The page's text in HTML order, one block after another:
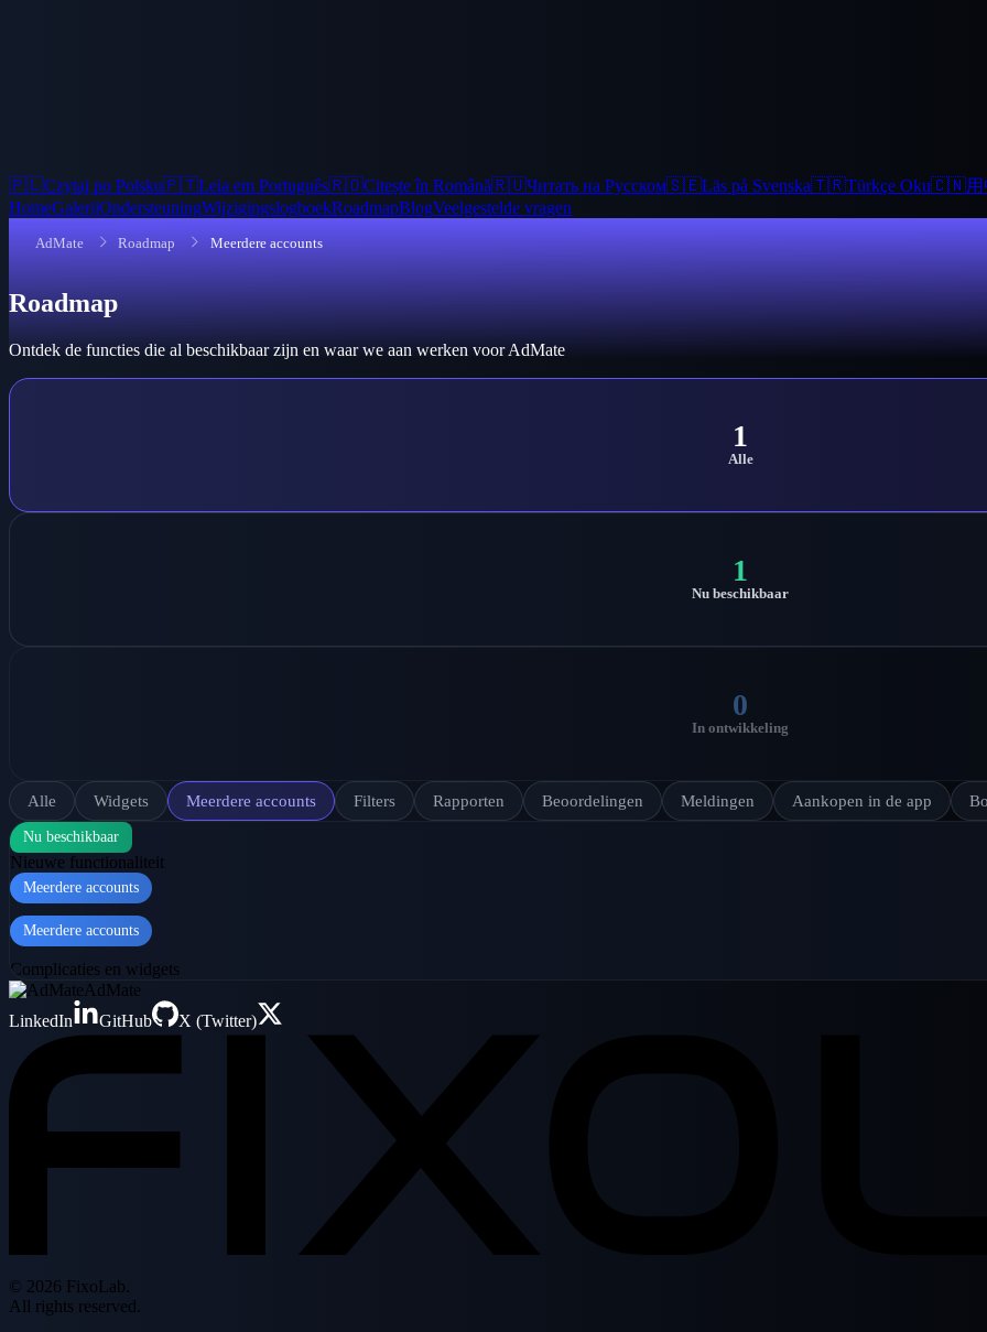
🇵🇱Czytaj po Polsku🇵🇹Leia em Português🇷🇴Citește în Română🇷🇺Читать на Русском🇸🇪Läs på Svenska🇹🇷Türkçe Oku🇨🇳
HomeGalerijOndersteuningWijzigingslogboekRoadmapBlogVeelgestelde vragen
AdMate Roadmap Meerdere accounts
Roadmap
Ontdek de functies die al beschikbaar zijn en waar we aan werken voor AdMate
1
Alle
1
Nu beschikbaar
0
In ontwikkeling
Alle Widgets Meerdere accounts Filters Rapporten Beoordelingen Meldingen Aankopen in de app
Nu beschikbaar
Nieuwe functionaliteit
Meerdere accounts
Meerdere accounts
Complicaties en widgets
AdMate
LinkedIn
GitHub X (Twitter)
© 2026 FixoLab.
All rights reserved.